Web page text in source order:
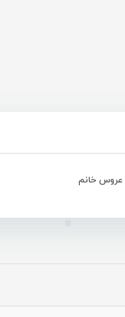
عروس خانم